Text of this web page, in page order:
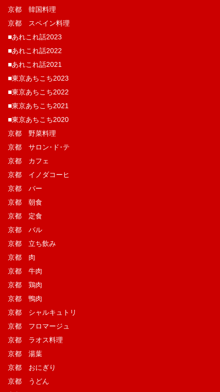
京都 韓国料理
京都 スペイン料理
■あれこれ話2023
■あれこれ話2022
■あれこれ話2021
■東京あちこち2023
■東京あちこち2022
■東京あちこち2021
■東京あちこち2020
京都 野菜料理
京都 サロン･ド･テ
京都 カフェ
京都 イノダコーヒ
京都 バー
京都 朝食
京都 定食
京都 バル
京都 立ち飲み
京都 肉
京都 牛肉
京都 鶏肉
京都 鴨肉
京都 シャルキュトリ
京都 フロマージュ
京都 ラオス料理
京都 湯葉
京都 おにぎり
京都 うどん